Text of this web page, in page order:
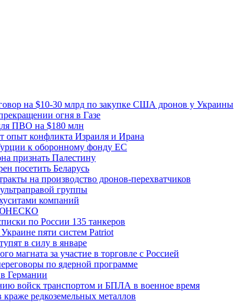
на $10-30 млрд по закупке США дронов у Украины
огня в Газе
ПВО на $180 млн
опыт конфликта Израиля и Ирана
к оборонному фонду ЕС
признать Палестину
посетить Беларусь
на производство дронов-перехватчиков
группы
компаний
ЮНЕСКО
по России 135 танкеров
пяти систем Patriot
в силу в январе
магната за участие в торговле с Россией
по ядерной программе
Германии
войск транспортом и БПЛА в военное время
редкоземельных металлов